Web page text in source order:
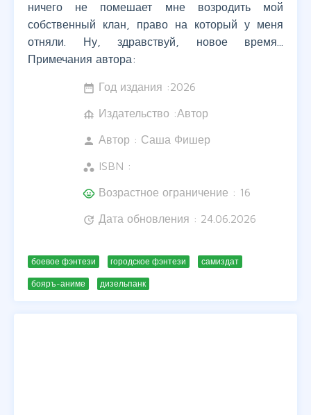
ничего не помешает мне возродить мой
собственный клан, право на который у меня
отняли. Ну, здравствуй, новое время...
Примечания автора:
date_range Год издания :2026
foundation Издательство :Автор
person Автор : Саша Фишер
workspaces ISBN :
child_care Возрастное ограничение : 16
update Дата обновления : 24.06.2026
боевое фэнтези городское фэнтези самиздат
бояръ-аниме дизельпанк